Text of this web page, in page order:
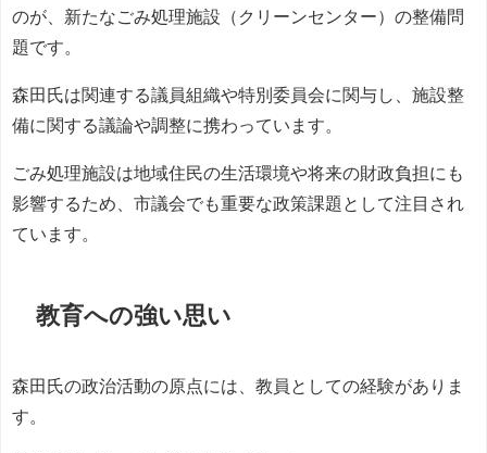
のが、新たなごみ処理施設（クリーンセンター）の整備問
題です。
森田氏は関連する議員組織や特別委員会に関与し、施設整
備に関する議論や調整に携わっています。
ごみ処理施設は地域住民の生活環境や将来の財政負担にも
影響するため、市議会でも重要な政策課題として注目され
ています。
教育への強い思い
森田氏の政治活動の原点には、教員としての経験がありま
す。